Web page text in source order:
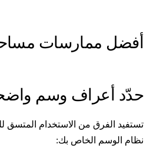
ممارسات مساحة
أعراف وسم واضحة
الفرق من الاستخدام المتسق
الوسم الخاص بك: